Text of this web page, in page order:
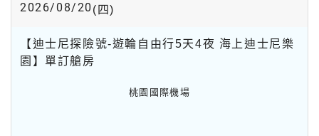
2026/08/20 (四)
【迪士尼探險號-遊輪自由行5天4夜 海上迪士尼樂
園】單訂艙房
桃園國際機場